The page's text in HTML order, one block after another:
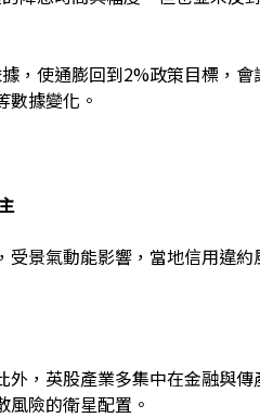
，使通膨回到2%政策目標，
數據變化。
景氣動能影響，當地信用違
，英股產業多集中在金融與
險的衛星配置。